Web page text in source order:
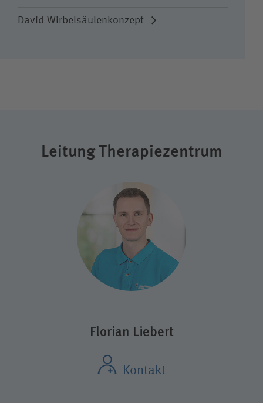
David-Wirbelsäulenkonzept
Leitung Therapiezentrum
Florian Liebert
Kontakt